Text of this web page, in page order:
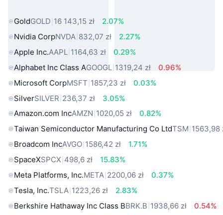
GoldGOLD 16 143,15 zł
2.07%
Nvidia CorpNVDA 832,07 zł
2.27%
Apple Inc.AAPL 1164,63 zł
0.29%
Alphabet Inc Class AGOOGL 1319,24 zł
0.96%
Microsoft CorpMSFT 1857,23 zł
0.03%
SilverSILVER 236,37 zł
3.05%
Amazon.com IncAMZN 1020,05 zł
0.82%
Taiwan Semiconductor Manufacturing Co LtdTSM 1563,98
Broadcom IncAVGO 1586,42 zł
1.71%
SpaceXSPCX 498,6 zł
15.83%
Meta Platforms, Inc.META 2200,06 zł
0.37%
Tesla, Inc.TSLA 1223,26 zł
2.83%
Berkshire Hathaway Inc Class BBRK.B 1938,66 zł
0.54%